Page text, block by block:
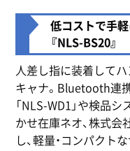
低コストで手
『NLS-BS20』
人差し指に装着して
キャナ。Bluetooth連
「NLS-WD1」や検品
かせ在庫ネオ、株式会
し、軽量・コンパクト